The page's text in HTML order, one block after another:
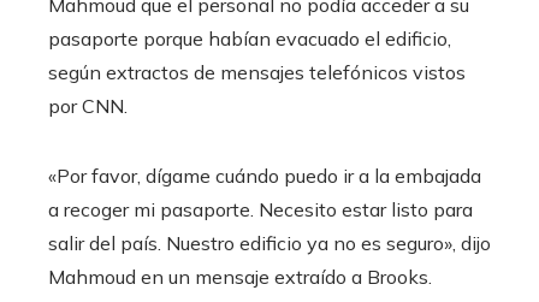
pasaporte porque habían evacuado el edificio,
según extractos de mensajes telefónicos vistos
por CNN.
«Por favor, dígame cuándo puedo ir a la embajada
a recoger mi pasaporte. Necesito estar listo para
salir del país. Nuestro edificio ya no es seguro», dijo
Mahmoud en un mensaje extraído a Brooks.